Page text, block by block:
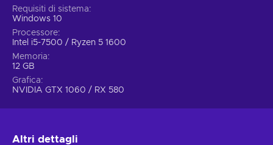
Requisiti di sistema
Windows 10
Processore
Intel i5-7500 / Ryzen 5 1600
Memoria
12 GB
Grafica
NVIDIA GTX 1060 / RX 580
Altri dettagli